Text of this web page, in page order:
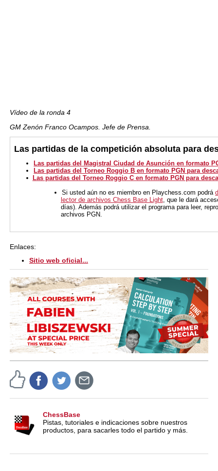
Vídeo de la ronda 4
GM Zenón Franco Ocampos. Jefe de Prensa.
Las partidas de la competición absoluta para
Las partidas del Magistral Ciudad de Asunción en formato
Las partidas del Torneo Roggio B en formato PGN para
Las partidas del Torneo Roggio C en formato PGN para
Si usted aún no es miembro en Playchess.com podrá
lector de archivos Chess Base Light, que le dará
días). Además podrá utilizar el programa para leer,
archivos PGN.
Enlaces:
Sitio web oficial...
ChessBase
Pistas, tutoriales e indicaciones sobre nuestros
productos, para sacarles todo el partido y más.